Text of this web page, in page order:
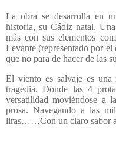
La obra se desarrolla en
historia, su Cádiz natal.
más con sus elementos
Levante (representado por
que no para de hacer de las
El viento es salvaje es una
tragedia. Donde las 4
versatilidad moviéndose a
prosa. Navegando a las
liras……Con un claro sabor